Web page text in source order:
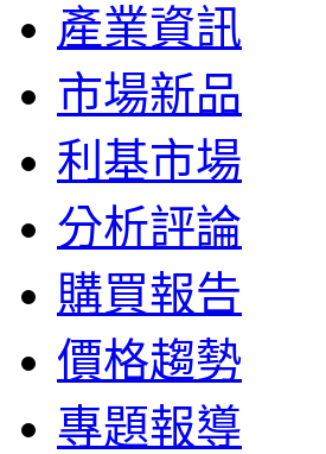
產業資訊
市場新品
利基市場
分析評論
購買報告
價格趨勢
專題報導